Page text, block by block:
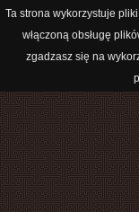
Ta strona wykorzystuje
włączoną obsługę
zgadzasz się na